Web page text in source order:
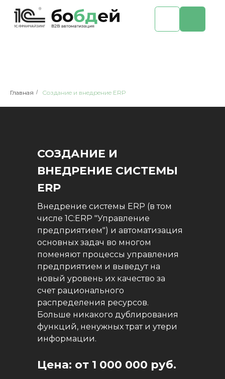
Главная / Создание и внедрение ERP
СОЗДАНИЕ И
ВНЕДРЕНИЕ СИСТЕМЫ
ERP
Внедрение системы ERP (в том
числе 1С:ERP "Управление
предприятием") и автоматизация
основных задач во многом
поменяют процессы управления
предприятием и выведут на
новый уровень их качество за
счет рационального
распределения ресурсов.
Больше никакого дублирования
функций, ненужных трат и утери
информации.
Цена: от 1 000 000 руб.